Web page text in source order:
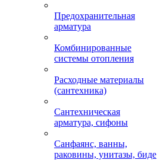
Предохранительная
арматура
Комбинированные
системы отопления
Расходные материалы
(сантехника)
Сантехническая
арматура, сифоны
Санфаянс, ванны,
раковины, унитазы, биде